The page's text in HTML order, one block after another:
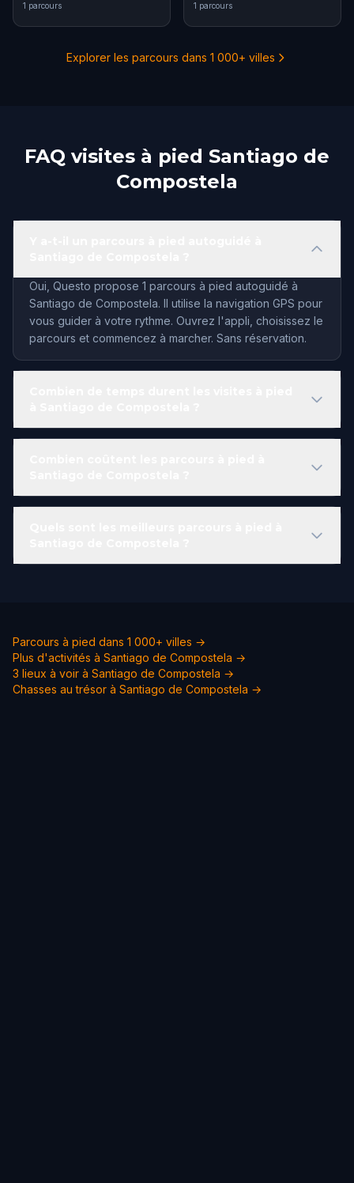
1 parcours 1 parcours
Explorer les parcours dans 1 000+ villes
FAQ visites à pied Santiago de
Compostela
Oui, Questo propose 1 parcours à pied autoguidé à
Santiago de Compostela. Il utilise la navigation GPS pour
vous guider à votre rythme. Ouvrez l'appli, choisissez le
parcours et commencez à marcher. Sans réservation.
Parcours à pied dans 1 000+ villes →
Plus d'activités à Santiago de Compostela →
3 lieux à voir à Santiago de Compostela →
Chasses au trésor à Santiago de Compostela →